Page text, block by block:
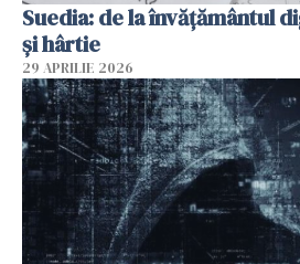
Suedia: de la învățământul
și hârtie
29 APRILIE 2026